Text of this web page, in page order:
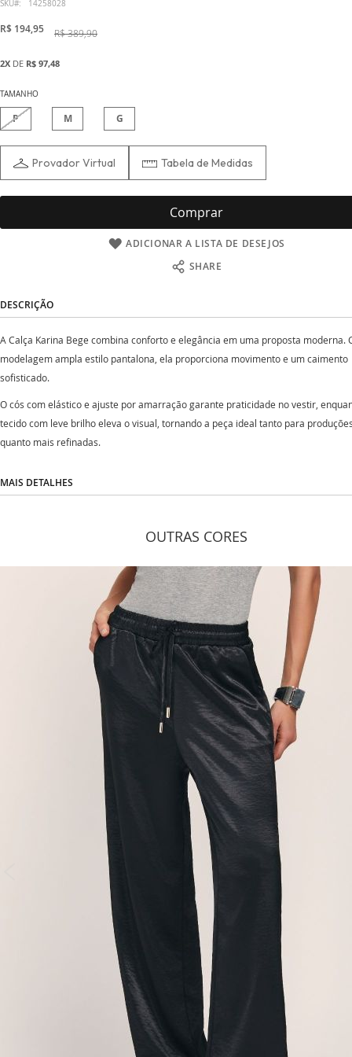
SKU 14258028
R$ 194,95 R$ 389,90
2X DE R$ 97,48
TAMANHO
P M G
Provador Virtual Tabela de Medidas
Comprar
ADICIONAR A LISTA DE DESEJOS
SHARE
DESCRIÇÃO
A Calça Karina Bege combina conforto e elegância em uma proposta moderna.
modelagem ampla estilo pantalona, ela proporciona movimento e um caimento
sofisticado.
O cós com elástico e ajuste por amarração garante praticidade no vestir,
tecido com leve brilho eleva o visual, tornando a peça ideal tanto para
quanto mais refinadas.
MAIS DETALHES
OUTRAS CORES
início
Galeria
imagens